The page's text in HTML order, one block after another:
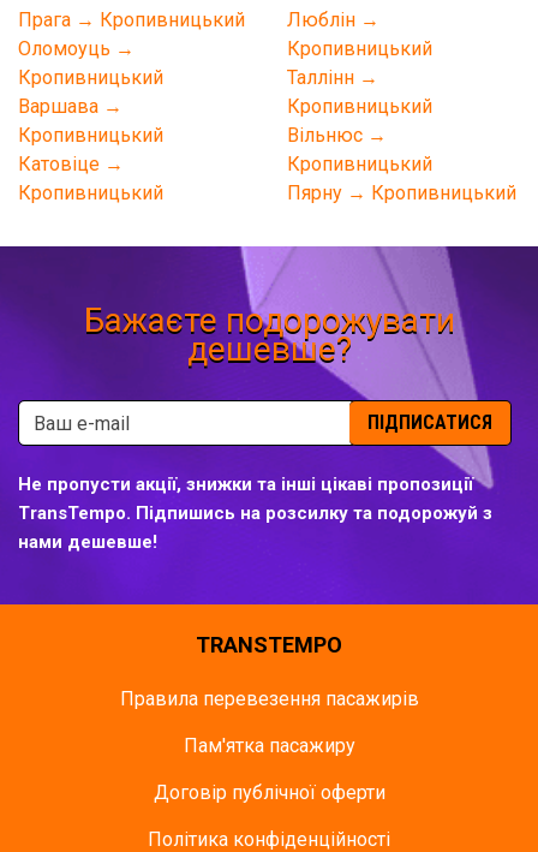
Прага → Кропивницький
Оломоуць →
Кропивницький
Варшава →
Кропивницький
Катовіце →
Кропивницький
Люблін →
Кропивницький
Таллінн →
Кропивницький
Вільнюс →
Кропивницький
Пярну → Кропивницький
Бажаєте подорожувати
дешевше?
ПІДПИСАТИСЯ
Не пропусти акції, знижки та інші цікаві пропозиції
TransTempo. Підпишись на розсилку та подорожуй з
нами дешевше!
TRANSTEMPO
Правила перевезення пасажирів
Пам'ятка пасажиру
Договір публічної оферти
Політика конфіденційності